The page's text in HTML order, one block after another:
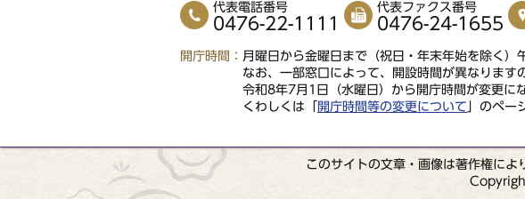
代表電話番号
0476-22-1111
代表ファクス番号
0476-24-1655
開庁時間
月曜日から金曜日まで（祝日・年末年始を除く
なお、一部窓口によって、開設時間が異なります
令和8年7月1日（水曜日）から開庁時間が変更に
くわしくは「
開庁時間等の変更について 」のペー
このサイトの文章・画像は著作権によ